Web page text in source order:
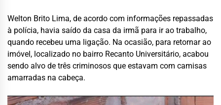
Welton Brito Lima, de acordo com informações repassadas
à polícia, havia saído da casa da irmã para ir ao trabalho,
quando recebeu uma ligação. Na ocasião, para retornar ao
imóvel, localizado no bairro Recanto Universitário, acabou
sendo alvo de três criminosos que estavam com camisas
amarradas na cabeça.